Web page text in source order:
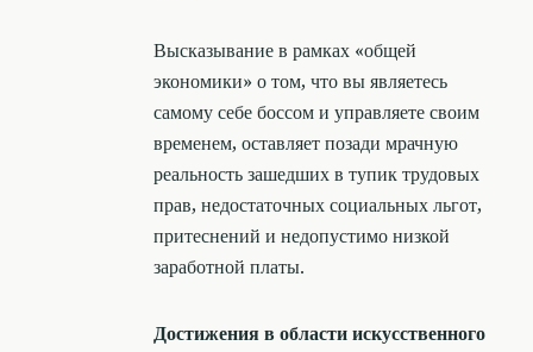
Высказывание в рамках «общей
экономики» о том, что вы являетесь
самому себе боссом и управляете своим
временем, оставляет позади мрачную
реальность зашедших в тупик трудовых
прав, недостаточных социальных льгот,
притеснений и недопустимо низкой
заработной платы.
Достижения в области искусственного